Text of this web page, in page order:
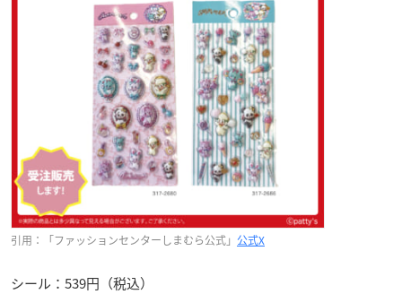
引用：「ファッションセンターしまむら公式」 公式X
シール：539円（税込）